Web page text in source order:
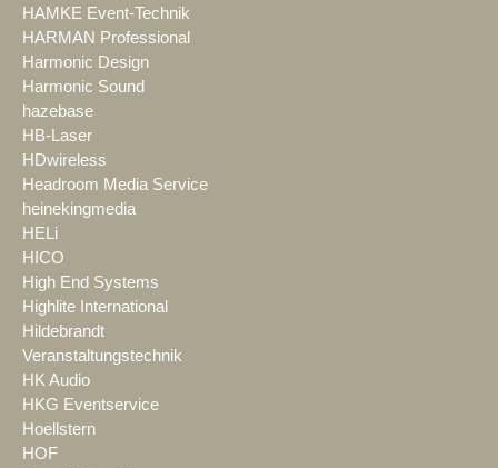
HAMKE Event-Technik
HARMAN Professional
Harmonic Design
Harmonic Sound
hazebase
HB-Laser
HDwireless
Headroom Media Service
heinekingmedia
HELi
HICO
High End Systems
Highlite International
Hildebrandt
Veranstaltungstechnik
HK Audio
HKG Eventservice
Hoellstern
HOF